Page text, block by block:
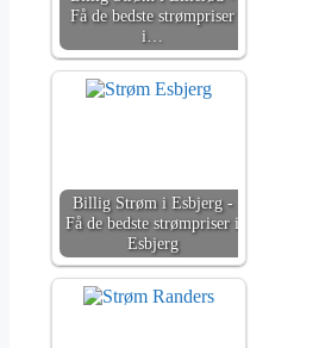
Få de bedste strømpriser
i…
Billig Strøm i Esbjerg -
Få de bedste strømpriser i
Esbjerg